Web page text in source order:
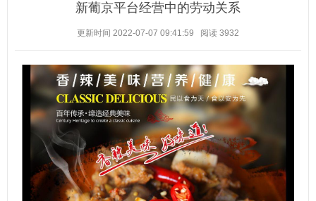
新葡京平台经营中的劳动关系
更新时间 2022-07-07 09:41:59 阅读 3932